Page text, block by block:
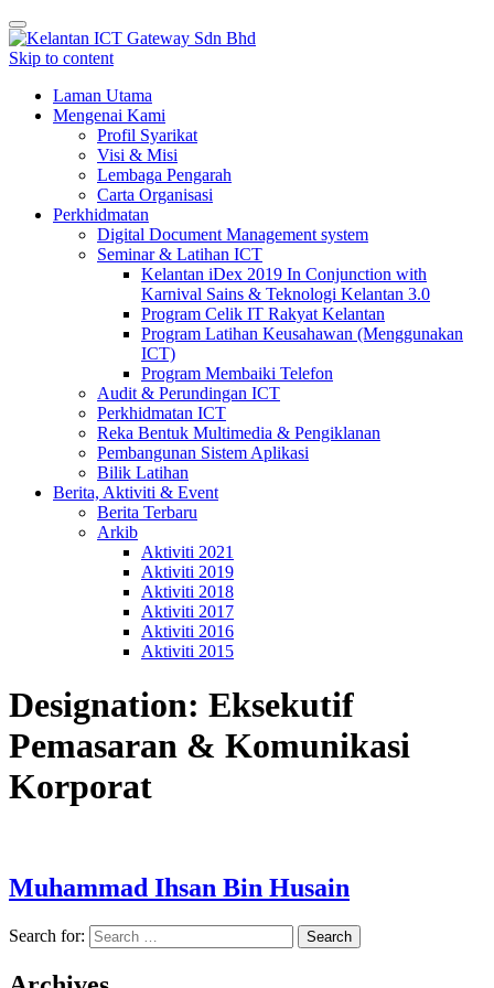
Toggle
navigation
Skip to content
Laman Utama
Mengenai Kami
Profil Syarikat
Visi & Misi
Lembaga Pengarah
Carta Organisasi
Perkhidmatan
Digital Document Management system
Seminar & Latihan ICT
Kelantan iDex 2019 In Conjunction with
Karnival Sains & Teknologi Kelantan 3.0
Program Celik IT Rakyat Kelantan
Program Latihan Keusahawan (Menggunakan
ICT)
Program Membaiki Telefon
Audit & Perundingan ICT
Perkhidmatan ICT
Reka Bentuk Multimedia & Pengiklanan
Pembangunan Sistem Aplikasi
Bilik Latihan
Berita, Aktiviti & Event
Berita Terbaru
Arkib
Aktiviti 2021
Aktiviti 2019
Aktiviti 2018
Aktiviti 2017
Aktiviti 2016
Aktiviti 2015
Designation: Eksekutif
Pemasaran & Komunikasi
Korporat
Muhammad Ihsan Bin Husain
Search for: